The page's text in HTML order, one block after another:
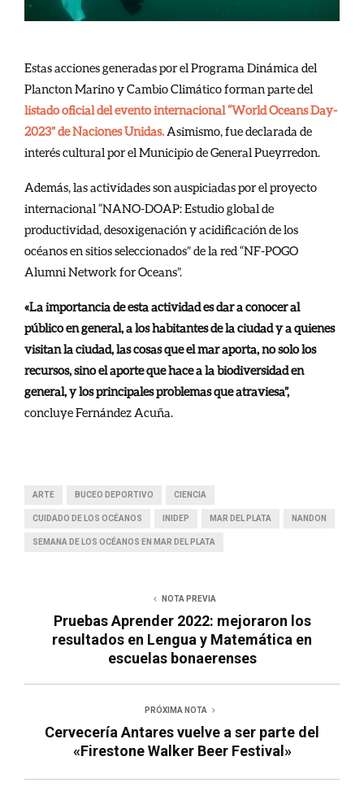
Estas acciones generadas por el Programa Dinámica del
Plancton Marino y Cambio Climático forman parte del
listado oficial del evento internacional “World Oceans Day-
2023” de Naciones Unidas. Asimismo, fue declarada de
interés cultural por el Municipio de General Pueyrredon.
Además, las actividades son auspiciadas por el proyecto
internacional “NANO-DOAP: Estudio global de
productividad, desoxigenación y acidificación de los
océanos en sitios seleccionados” de la red “NF-POGO
Alumni Network for Oceans”.
«La importancia de esta actividad es dar a conocer al
público en general, a los habitantes de la ciudad y a quienes
visitan la ciudad, las cosas que el mar aporta, no solo los
recursos, sino el aporte que hace a la biodiversidad en
general, y los principales problemas que atraviesa”,
concluye Fernández Acuña.
ARTE BUCEO DEPORTIVO CIENCIA
CUIDADO DE LOS OCÉANOS INIDEP MAR DEL PLATA NANDON
SEMANA DE LOS OCÉANOS EN MAR DEL PLATA
NOTA PREVIA
Pruebas Aprender 2022: mejoraron los
resultados en Lengua y Matemática en
escuelas bonaerenses
PRÓXIMA NOTA
Cervecería Antares vuelve a ser parte del
«Firestone Walker Beer Festival»